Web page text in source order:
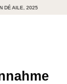
2025